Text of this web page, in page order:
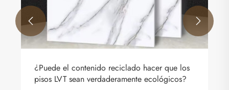
¿Puede el contenido reciclado hacer que los
pisos LVT sean verdaderamente ecológicos?
 